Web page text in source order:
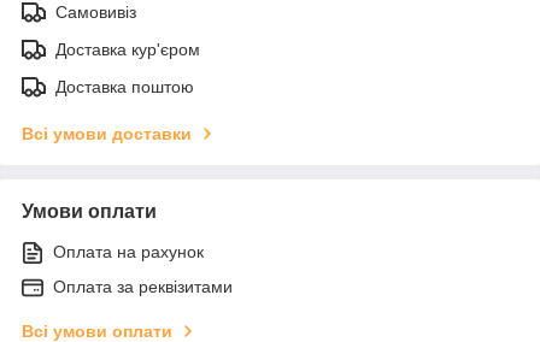
Самовивіз
Доставка кур'єром
Доставка поштою
Всі умови доставки
Умови оплати
Оплата на рахунок
Оплата за реквізитами
Всі умови оплати